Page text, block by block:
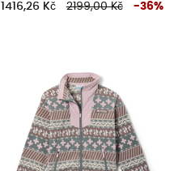
1416,26 Kč 2199,00 Kč -36%